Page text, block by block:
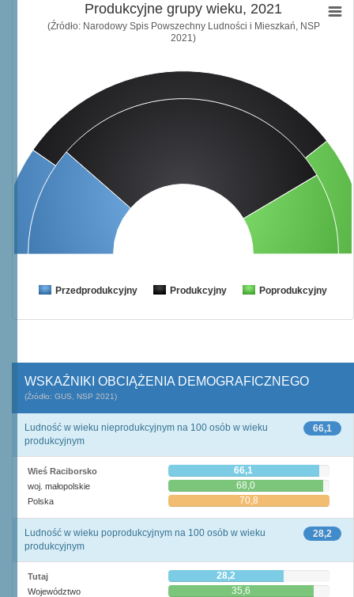
Produkcyjne grupy wieku, 2021
(Źródło: Narodowy Spis Powszechny Ludności i Mieszkań, NSP
2021)
Przedprodukcyjny Produkcyjny Poprodukcyjny
WSKAŹNIKI OBCIĄŻENIA DEMOGRAFICZNEGO
(Źródło: GUS, NSP 2021)
66,1
Ludność w wieku nieprodukcyjnym na 100 osób w wieku
produkcyjnym
Wieś Raciborsko 66,1
woj. małopolskie 68,0
Polska 70,8
28,2
Ludność w wieku poprodukcyjnym na 100 osób w wieku
produkcyjnym
Tutaj 28,2
Województwo 35,6